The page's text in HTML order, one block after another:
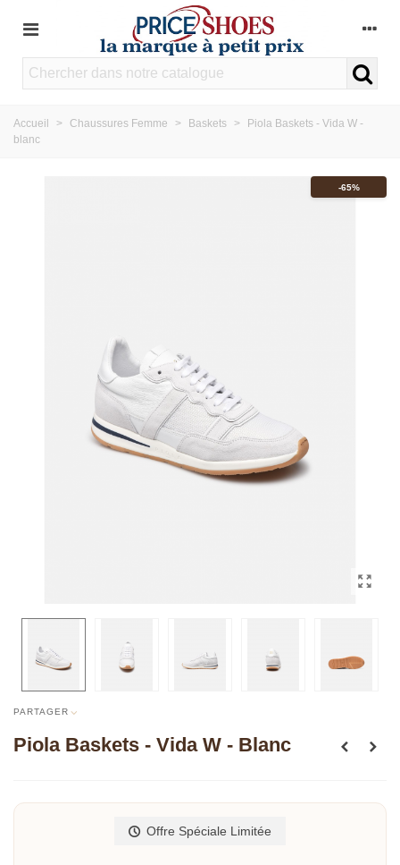
Accueil > Chaussures Femme > Baskets >
Piola Baskets - Vida W -
blanc
-65%
PARTAGER
Piola Baskets - Vida W - Blanc
Offre Spéciale Limitée